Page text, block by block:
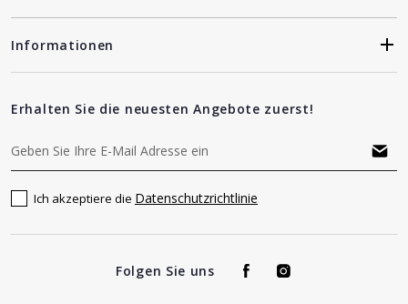
Informationen
Erhalten Sie die neuesten Angebote zuerst!
Ich akzeptiere die Datenschutzrichtlinie
Folgen Sie uns